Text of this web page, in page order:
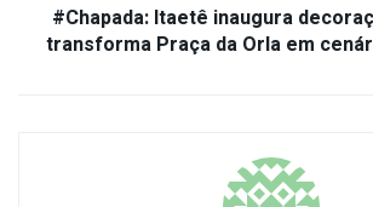
#Chapada: Itaetê inaugura
transforma Praça da Orla em